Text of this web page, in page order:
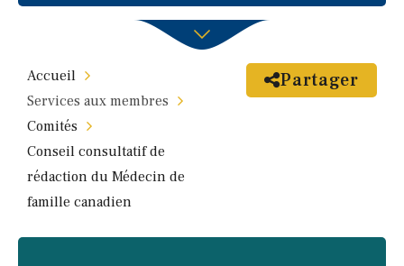
Accueil
Services aux membres
Comités
Conseil consultatif de
rédaction du Médecin de
famille canadien
Partager